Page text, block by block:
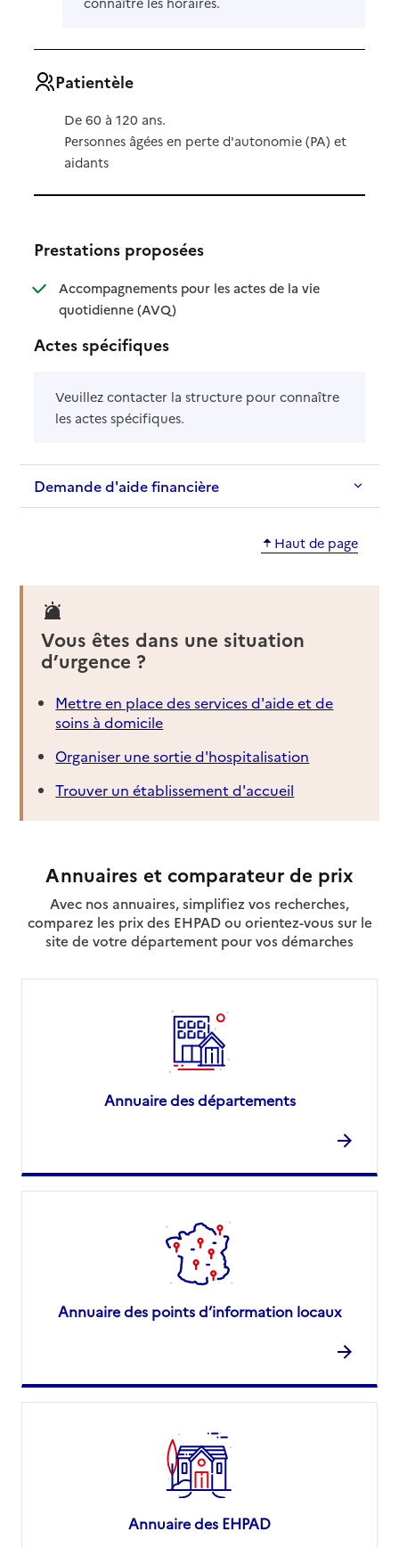
Patientèle
De 60 à 120 ans.
Personnes âgées en perte d'autonomie (PA) et
aidants
Prestations proposées
Accompagnements pour les actes de la vie
quotidienne (AVQ): disponible
: non disponible
Actes spécifiques
Veuillez contacter la structure pour connaître
les actes spécifiques.
Demande d'aide financière
Haut de page
Vous êtes dans une situation
d’urgence ?
Mettre en place des services d'aide et de
soins à domicile
Organiser une sortie d'hospitalisation
Trouver un établissement d'accueil
Annuaires et comparateur de prix
Avec nos annuaires, simplifiez vos recherches,
comparez les prix des EHPAD ou orientez-vous sur le
site de votre département pour vos démarches
Annuaire des départements
Annuaire des points d’information locaux
Annuaire des EHPAD